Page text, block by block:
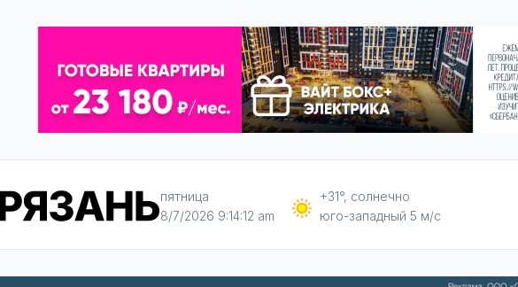
пятница
8/7/2026 9:14:13 am
+31°, солнечно
юго-западный 5 м/с